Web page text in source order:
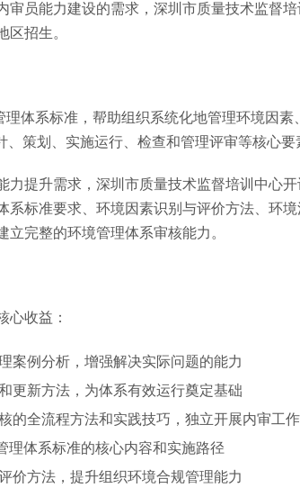
审员能力建设的需求，深圳市质量技术监督
区招生。
理体系标准，帮助组织系统化地管理环境因
策划、实施运行、检查和管理评审等核心要
力提升需求，深圳市质量技术监督培训中心
系标准要求、环境因素识别与评价方法、环
完整的环境管理体系审核能力。
心收益：
案例分析，增强解决实际问题的能力
更新方法，为体系有效运行奠定基础
的全流程方法和实践技巧，独立开展内审工作
理体系标准的核心内容和实施路径
价方法，提升组织环境合规管理能力